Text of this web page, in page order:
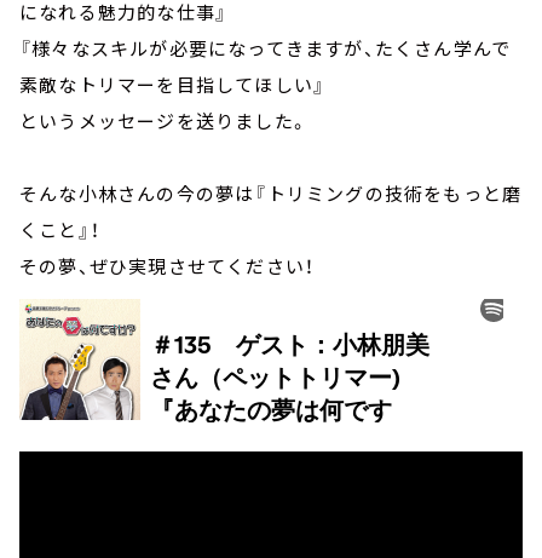
になれる魅力的な仕事』
『様々なスキルが必要になってきますが、たくさん学んで
素敵なトリマーを目指してほしい』
というメッセージを送りました。
そんな小林さんの今の夢は『トリミングの技術をもっと磨
くこと』！
その夢、ぜひ実現させてください！